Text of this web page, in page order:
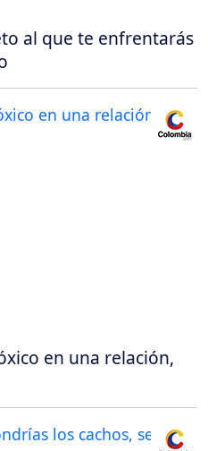
al que te enfrentarás
en una relación,